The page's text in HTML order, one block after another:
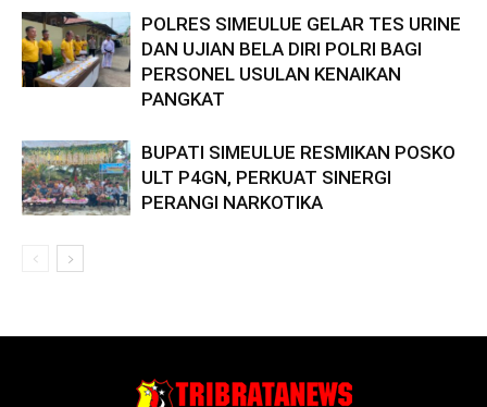
POLRES SIMEULUE GELAR TES URINE
DAN UJIAN BELA DIRI POLRI BAGI
PERSONEL USULAN KENAIKAN
PANGKAT
BUPATI SIMEULUE RESMIKAN POSKO
ULT P4GN, PERKUAT SINERGI
PERANGI NARKOTIKA